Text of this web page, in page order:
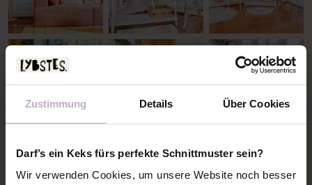
Zustimmung Details Über Cookies
Darf’s ein Keks fürs perfekte Schnittmuster sein?
Wir verwenden Cookies, um unsere Website noch besser